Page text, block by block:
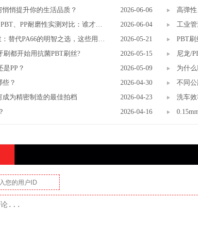
度？
悄提升你的生活品质？
2026-06-06
高弹
市场？
PBT、PP耐磨性实测对比：谁才
2026-06-04 工业
替代PA66的明智之选，这些用途
2026-05-21 PBT刷
刷都开始用抗菌PBT刷丝?
2026-05-15 尼龙/
PP？
2026-05-09 为什
些？
2026-04-30 不同
成为精密制造的最佳拍档
2026-04-23 洗车效
2026-04-16